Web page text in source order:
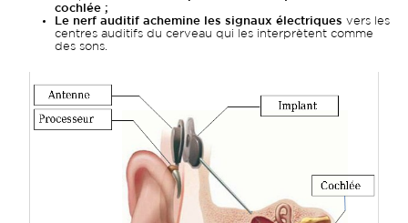
cochlée ;
Le nerf auditif achemine les signaux électriques vers les
centres auditifs du cerveau qui les interprètent comme
des sons.